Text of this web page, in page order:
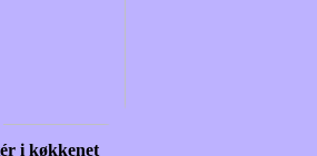
i køkkenet